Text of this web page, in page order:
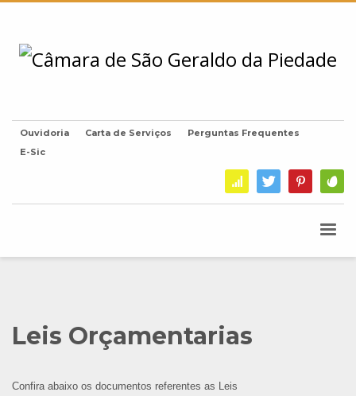
Ouvidoria Carta de Serviços
Perguntas Frequentes
E-Sic
Leis Orçamentarias
Confira abaixo os documentos referentes as Leis